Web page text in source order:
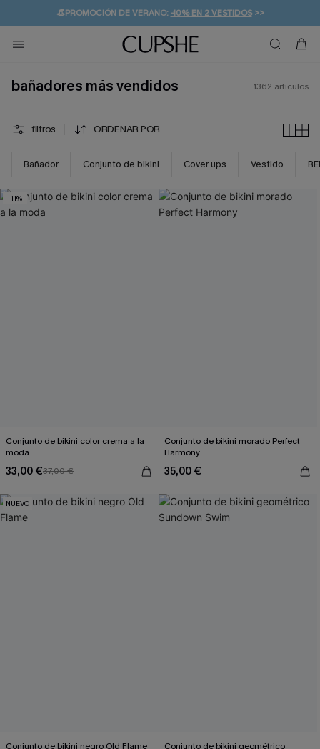
👒PROMOCIÓN DE VERANO:-10% EN 2 VESTIDOS>>
💌¡SUSCRIBIRSE & GANAR -10% EXTRA!
🚚ENVÍO GRATUITO A PARTIR DE 49 € >>
bañadores más vendidos 1362 artículos
filtros ORDENAR POR
Bañador Conjunto de bikini Cover ups Vestido
-11%
Conjunto de bikini color crema a la
moda
33,00 €37,00 €
Conjunto de bikini morado Perfect
Harmony
35,00 €
NUEVO
Conjunto de bikini negro Old Flame
Conjunto de bikini geométrico